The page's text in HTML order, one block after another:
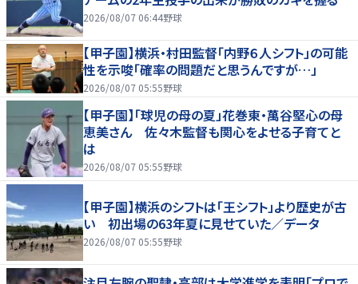
2026/08/07 06:44野球
【甲子園】横浜・村田監督「内野６人シフト」の可能
性を示唆「確率の問題だと思うんですが…」
2026/08/07 05:55野球
【甲子園】「球児の母の夏」花巻東・萬谷堅心の母
恵美さん 佐々木監督も関心をよせる子育てと
は
2026/08/07 05:55野球
【甲子園】横浜のシフトは「王シフト」より歴史が古
い 初出場の63年夏に見せていた／データ
2026/08/07 05:55野球